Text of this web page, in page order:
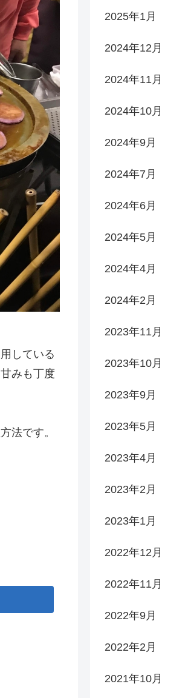
している
みも丁度
法です。
2025年1月
2024年12月
2024年11月
2024年10月
2024年9月
2024年7月
2024年6月
2024年5月
2024年4月
2024年2月
2023年11月
2023年10月
2023年9月
2023年5月
2023年4月
2023年2月
2023年1月
2022年12月
2022年11月
2022年9月
2022年2月
2021年10月